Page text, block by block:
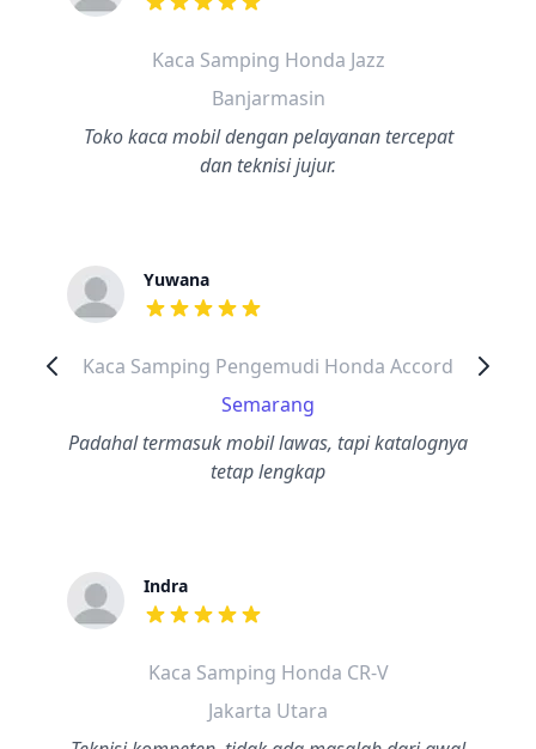
dari ulasan adalah bintang lima
Kaca Samping Honda Jazz
Banjarmasin
Toko kaca mobil dengan pelayanan tercepat
dan teknisi jujur.
Yuwana
dari ulasan adalah bintang lima
Kaca Samping Pengemudi Honda Accord
Semarang
Padahal termasuk mobil lawas, tapi katalognya
tetap lengkap
Indra
dari ulasan adalah bintang lima
Kaca Samping Honda CR-V
Jakarta Utara